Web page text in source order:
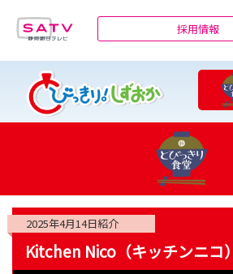
採用情報
2025年4月14日紹介
Kitchen Nico（キッチンニコ）